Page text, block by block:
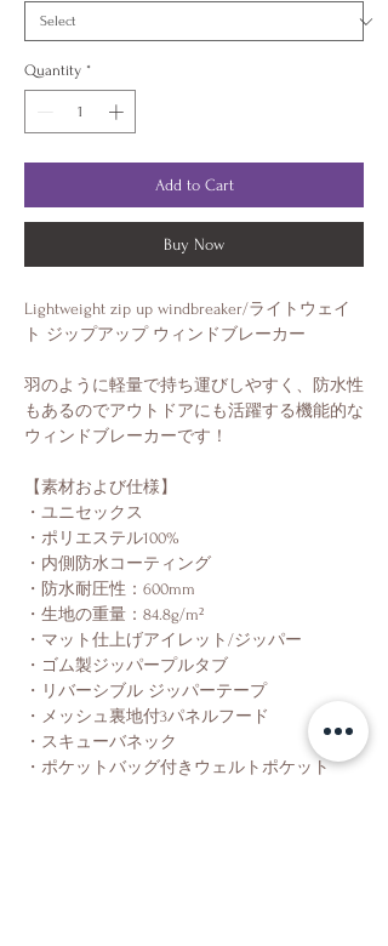
Quantity *
Add to Cart
Buy Now
Lightweight zip up windbreaker/ライトウェイ
ト ジップアップ ウィンドブレーカー
羽のように軽量で持ち運びしやすく、防水性
もあるのでアウトドアにも活躍する機能的な
ウィンドブレーカーです！
【素材および仕様】
・ユニセックス
・ポリエステル100%
・内側防水コーティング
・防水耐圧性：600mm
・生地の重量：84.8g/m²
・マット仕上げアイレット/ジッパー
・ゴム製ジッパープルタブ
・リバーシブル ジッパーテープ
・メッシュ裏地付3パネルフード
・スキューバネック
・ポケットバッグ付きウェルトポケット